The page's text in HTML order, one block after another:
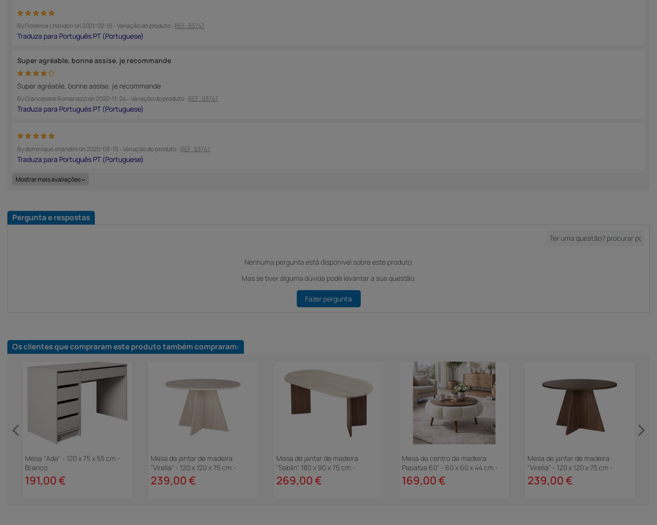
ByFlorence L haridonon2021-02-15- Variação do produto : REF : 83747
Super agréable, bonne assise. je recommande
Super agréable, bonne assise. je recommande
ByGiancesare Romanazzion2020-11-24 - Variação do produto : REF : 83747
Bydominique orlandinion2020-09-15- Variação do produto : REF : 83747
Mostrar mais avaliações
Pergunta e respostas
Nenhuma pergunta está disponível sobre este produto.
Mas se tiver alguma dúvida pode levantar a sua questão.
Fazer pergunta
Os clientes que compraram este produto também compraram:
Mesa "Ada" - 120 x 75 x 55 cm -
Branco
191,00 €
Mesa de jantar de madeira
"Virella" - 120 x 120 x 75 cm -
Travertino
239,00 €
Mesa de jantar de madeira
"Sablin" 180 x 90 x 75 cm -
Travertino
269,00 €
Mesa de centro de madeira
Papatya 60" - 60 x 60 x 44 cm -
Branco
169,00 €
Mesa de jantar de madeira
"Virella" - 120 x 120 x 75 cm -
Nogueira
239,00 €